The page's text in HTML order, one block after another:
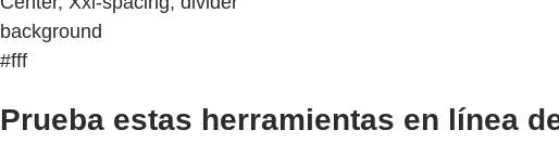
background
#fff
Prueba estas herramientas en línea